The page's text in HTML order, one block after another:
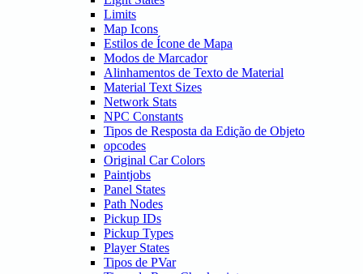
Limits
Map Icons
Estilos de Ícone de Mapa
Modos de Marcador
Alinhamentos de Texto de Material
Material Text Sizes
Network Stats
NPC Constants
Tipos de Resposta da Edição de Objeto
opcodes
Original Car Colors
Paintjobs
Panel States
Path Nodes
Pickup IDs
Pickup Types
Player States
Tipos de PVar